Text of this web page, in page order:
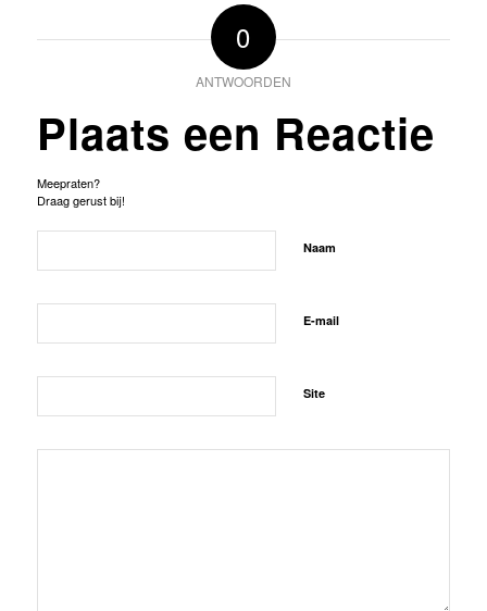
0
ANTWOORDEN
Plaats een Reactie
Meepraten?
Draag gerust bij!
Naam
E-mail
Site